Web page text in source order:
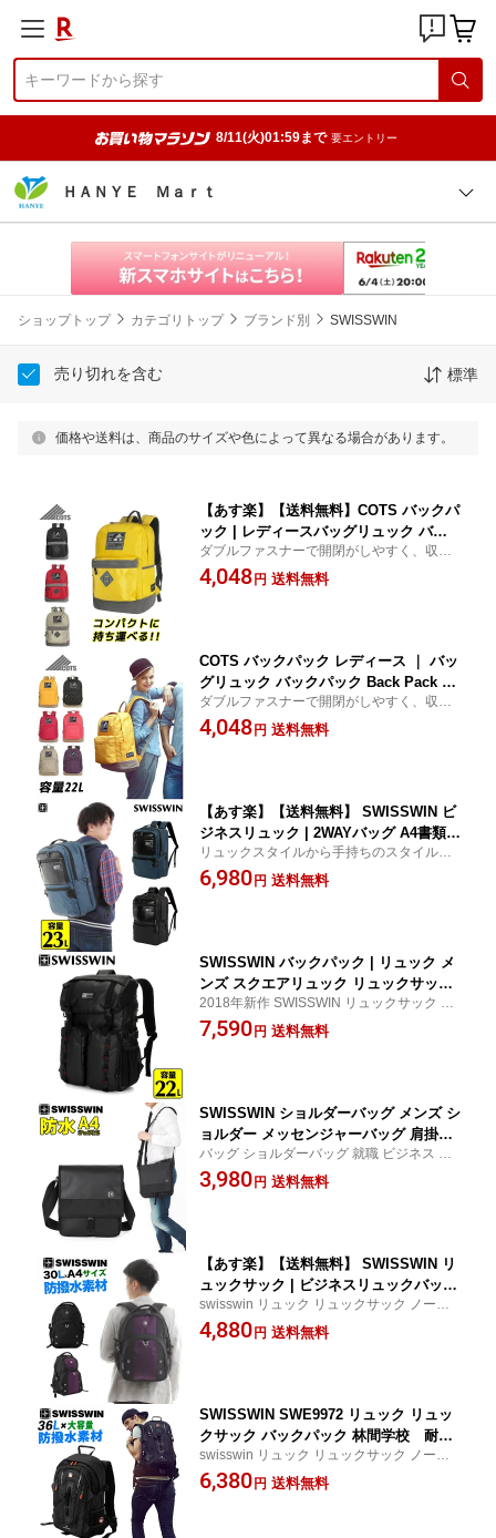
8/11(火)01:59まで 要エントリー
ＨＡＮＹＥ Ｍａｒｔ
ショップトップ カテゴリトップ ブランド別 SWISSWIN
売り切れを含む 標準
価格や送料は、商品のサイズや色によって異なる場合があります。
【あす楽】【送料無料】COTS バックパ
ック | レディースバッグリュック バッ
クパック Back Packメンズバッグ リュ
ックサック バッグ 鞄 22L 遠足バッグ
ダブルファスナーで開閉がしやすく、収納
力も◎なキッズリュック！
4,048 円 送料無料
COTS バックパック レディース ｜ バッ
グリュック バックパック Back Pack メ
ンズバッグ リュックサック バッグ 鞄 2
2L 遠足バッグ 中学生 通学 CS2181-1
ダブルファスナーで開閉がしやすく、収納
力も◎なキッズリュック！
4,048 円 送料無料
【あす楽】【送料無料】 SWISSWIN ビ
ジネスリュック | 2WAYバッグ A4書類収
納可 ビジネスバッグ ビジネスリュック
大容量 23リットル 自転車通勤におすす
リュックスタイルから手持ちのスタイルに
切り替えしやすいバックパック
6,980 円 送料無料
SWISSWIN バックパック | リュック メ
ンズ スクエアリュック リュックサック
ビジネスリュック バッグ デイパック 黒
A4 リュックサック デイパック バックパ
2018年新作 SWISSWIN リュックサック ノ
ート PC ビジネス 登山 バッグ 旅行 通勤用
アウトドア 通学 デイパック カジュアル
7,590 円 送料無料
SWISSWIN ショルダーバッグ メンズ シ
ョルダー メッセンジャーバッグ 肩掛け
斜めがけバッグ 斜め掛け バッグ 通勤
通学 塾 軽量 バッグ 鞄 かばん カバン B
バッグ ショルダーバッグ 就職 ビジネス 旅
行 通勤用 アウトドア outdoor 通学 おしゃ
れ メンズ 出張 カジュアル メンズ
3,980 円 送料無料
【あす楽】【送料無料】 SWISSWIN リ
ュックサック | ビジネスリュックバック
パック バッグ メンズ リュック スイス
ウィンバッグ ビジネスバッグ リュック
swisswin リュック リュックサック ノート
PC ビジネス 登山 バッグ 旅行 通勤用 アウ
トドア outdoor 通学 おしゃれ
4,880 円 送料無料
SWISSWIN SWE9972 リュック リュッ
クサック バックパック 林間学校 耐久
性バック 男女兼用リュック、高校生通
学リュックビジネスリュック 通勤用リ
swisswin リュック リュックサック ノート
PC ビジネス 登山 バッグ 旅行 通勤用 アウ
トドア 通学 おしゃれ デイパック
6,380 円 送料無料